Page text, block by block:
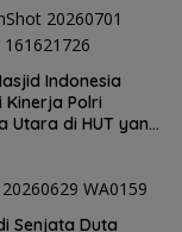
Indonesia
Kinerja Polri
Utara di HUT yang
Senjata Duta